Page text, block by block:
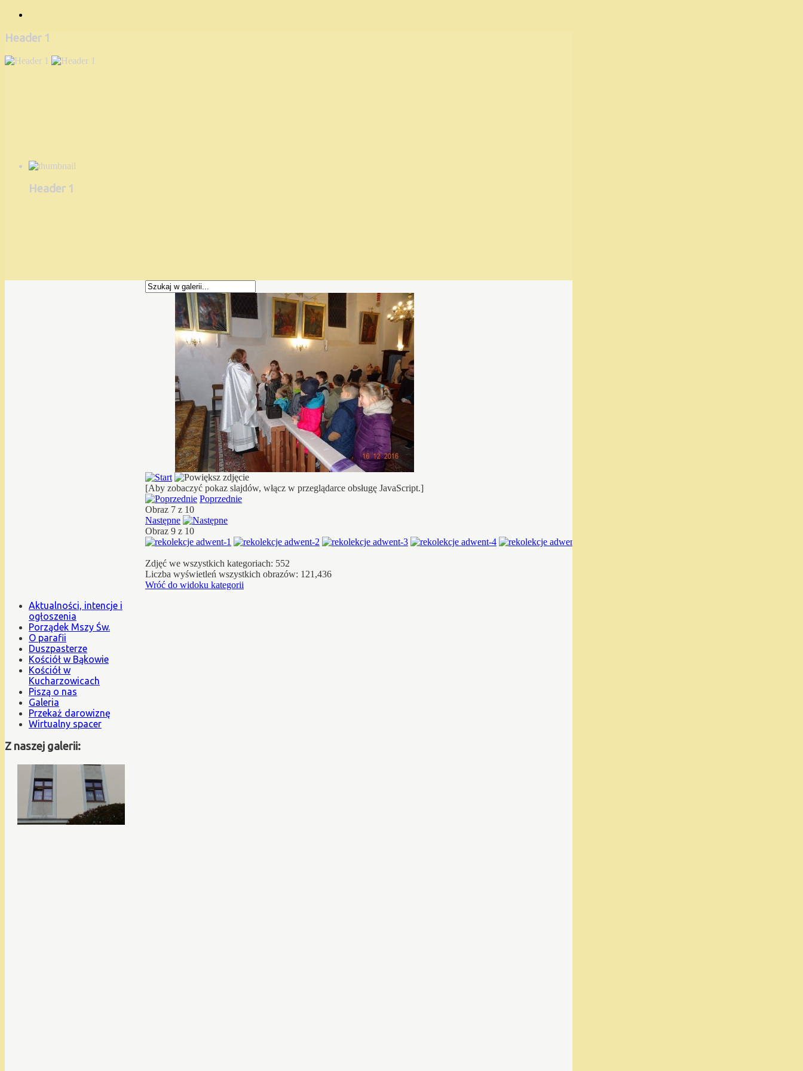
Header 1
Header 1
[Aby zobaczyć pokaz slajdów, włącz w przeglądarce obsługę JavaScript.]
Poprzednie
Obraz 7 z 10
Następne
Obraz 9 z 10
Zdjęć we wszystkich kategoriach: 552
Liczba wyświetleń wszystkich obrazów: 121,436
Wróć do widoku kategorii
Aktualności, intencje i
ogłoszenia
Porządek Mszy Św.
O parafii
Duszpasterze
Kościół w Bąkowie
Kościół w
Kucharzowicach
Piszą o nas
Galeria
Przekaż darowiznę
Wirtualny spacer
Z naszej galerii: